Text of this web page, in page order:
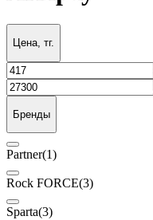
Цена, тг.
Бренды
Partner(1)
Rock FORCE(3)
Sparta(3)